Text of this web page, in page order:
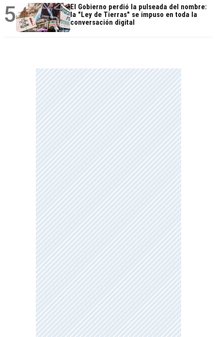
5
El Gobierno perdió la pulseada del nombre:
la "Ley de Tierras" se impuso en toda la
conversación digital